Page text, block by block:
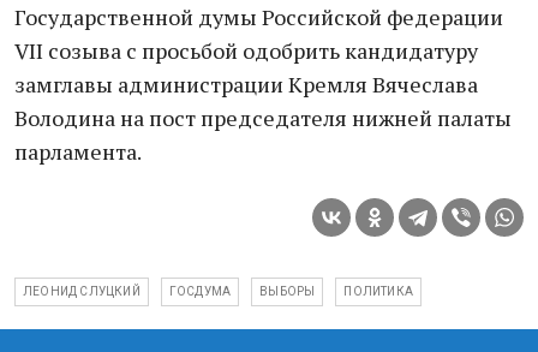
Государственной думы Российской федерации
VII созыва с просьбой одобрить кандидатуру
замглавы администрации Кремля Вячеслава
Володина на пост председателя нижней палаты
парламента.
ЛЕОНИД СЛУЦКИЙ ГОСДУМА ВЫБОРЫ ПОЛИТИКА